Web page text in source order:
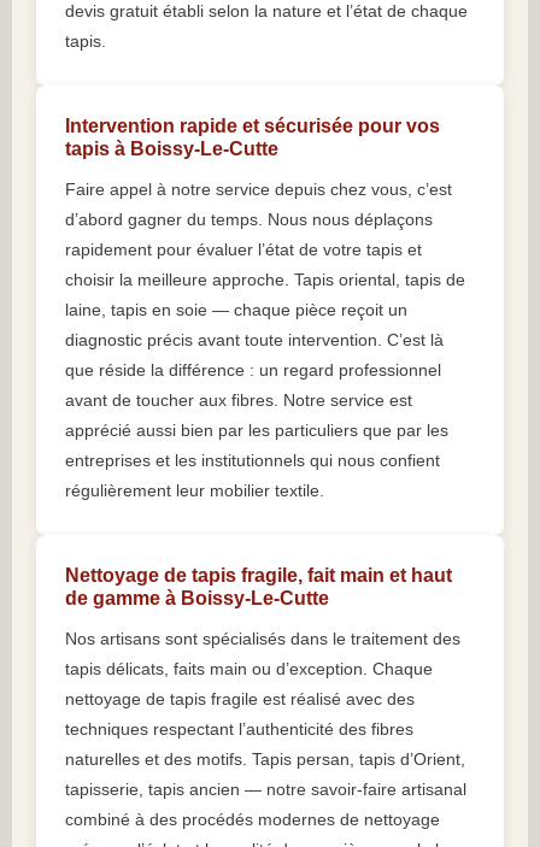
devis gratuit établi selon la nature et l’état de chaque
tapis.
Intervention rapide et sécurisée pour vos
tapis à Boissy-Le-Cutte
Faire appel à notre service depuis chez vous, c’est
d’abord gagner du temps. Nous nous déplaçons
rapidement pour évaluer l’état de votre tapis et
choisir la meilleure approche. Tapis oriental, tapis de
laine, tapis en soie — chaque pièce reçoit un
diagnostic précis avant toute intervention. C’est là
que réside la différence : un regard professionnel
avant de toucher aux fibres. Notre service est
apprécié aussi bien par les particuliers que par les
entreprises et les institutionnels qui nous confient
régulièrement leur mobilier textile.
Nettoyage de tapis fragile, fait main et haut
de gamme à Boissy-Le-Cutte
Nos artisans sont spécialisés dans le traitement des
tapis délicats, faits main ou d’exception. Chaque
nettoyage de tapis fragile est réalisé avec des
techniques respectant l’authenticité des fibres
naturelles et des motifs. Tapis persan, tapis d’Orient,
tapisserie, tapis ancien — notre savoir-faire artisanal
combiné à des procédés modernes de nettoyage